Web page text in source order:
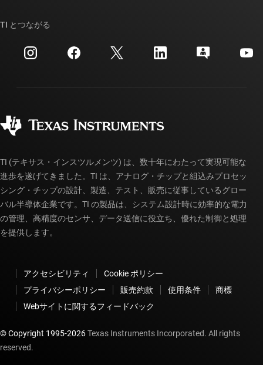
イベント
投資家向け情報
クロスリファレンス検索
カスタマー・サポート・センター
myTI アカウントの FAQ
ご注文に関する FAQ
TI とつながる
TI (テキサス・インスツルメンツ) は、数十年にわたって実現可能な
進歩を遂げてきました。TI は、アナログ・チップと組込みプロセッ
シング・チップの設計、製造、テスト、販売に従事しているグロー
バル半導体企業です。TI の製品は、システム設計時に効率的な電力
の管理、高精度のセンサ、データ送信に役立ち、優れた制御と処理
を提供します。
アクセシビリティ
Cookie ポリシー
プライバシーポリシー
販売約款 使用条件
商標
Webサイトに関するフィードバック
© Copyright 1995-2026Texas Instruments Incorporated. All rights
reserved.